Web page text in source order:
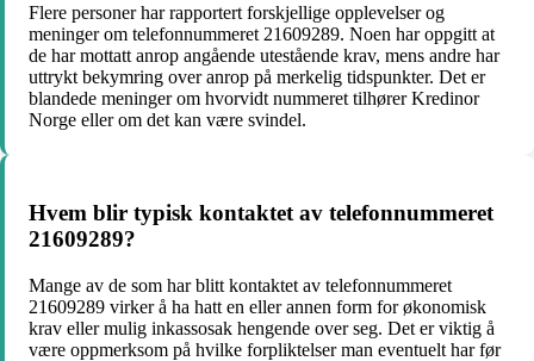
Flere personer har rapportert forskjellige opplevelser og
meninger om telefonnummeret 21609289. Noen har oppgitt at
de har mottatt anrop angående utestående krav, mens andre har
uttrykt bekymring over anrop på merkelig tidspunkter. Det er
blandede meninger om hvorvidt nummeret tilhører Kredinor
Norge eller om det kan være svindel.
Hvem blir typisk kontaktet av telefonnummeret
21609289?
Mange av de som har blitt kontaktet av telefonnummeret
21609289 virker å ha hatt en eller annen form for økonomisk
krav eller mulig inkassosak hengende over seg. Det er viktig å
være oppmerksom på hvilke forpliktelser man eventuelt har før